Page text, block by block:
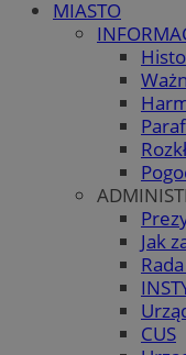
MIASTO
Jak
CUS